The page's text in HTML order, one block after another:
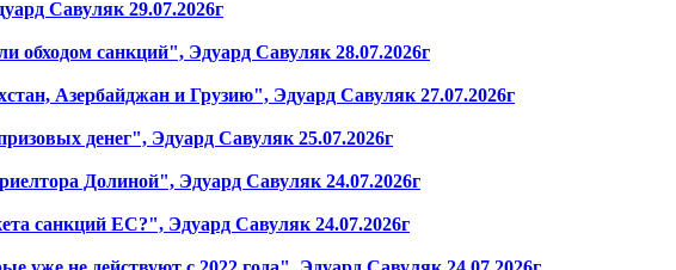
Савуляк 29.07.2026г
обходом санкций", Эдуард Савуляк 28.07.2026г
Азербайджан и Грузию", Эдуард Савуляк 27.07.2026г
денег", Эдуард Савуляк 25.07.2026г
Долиной", Эдуард Савуляк 24.07.2026г
санкций ЕС?", Эдуард Савуляк 24.07.2026г